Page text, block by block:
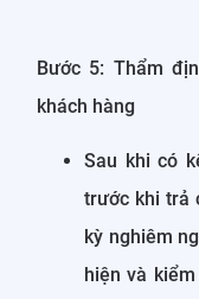
Bước 5: Thẩm
khách hàng
Sau khi có
trước khi trả
kỳ nghiêm
hiện và